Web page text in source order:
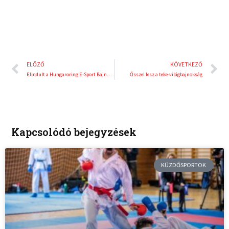
Előző
ELŐZŐ
Elindult a Hungaroring E-Sport Bajnokság!
KÖVETKEZŐ
Ősszel lesz a teke-világbajnokság
Kapcsolódó bejegyzések
KÜZDŐSPORTOK